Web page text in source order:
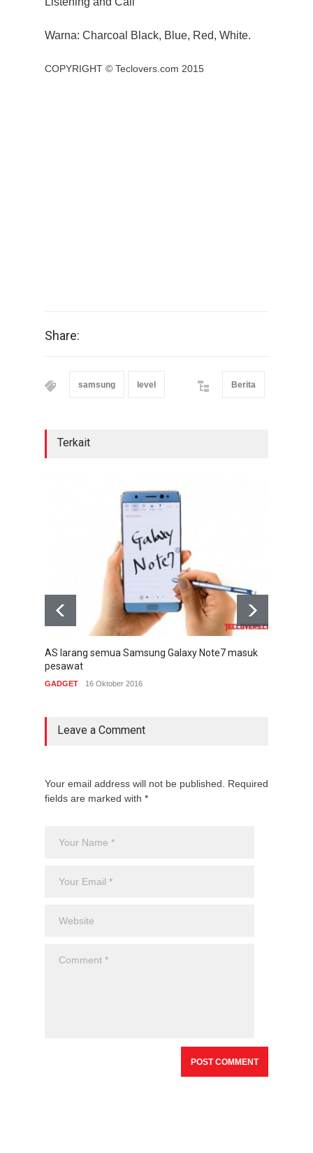
Warna: Charcoal Black, Blue, Red, White.
COPYRIGHT © Teclovers.com 2015
Share:
samsung level Berita
Terkait
AS larang semua Samsung Galaxy Note7 masuk
pesawat
GADGET 16 Oktober 2016
Leave a Comment
Your email address will not be published. Required
fields are marked with *